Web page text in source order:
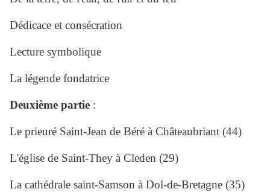
Dédicace et consécration
Lecture symbolique
La légende fondatrice
Deuxième partie :
Le prieuré Saint-Jean de Béré à Châteaubriant (44)
L'église de Saint-They à Cleden (29)
La cathédrale saint-Samson à Dol-de-Bretagne (35)